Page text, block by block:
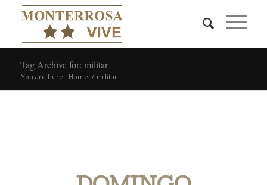
Tag Archive for: militar
You are here: Home / militar